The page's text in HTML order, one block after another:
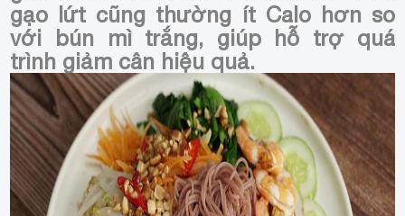
gạo lứt cũng thường ít Calo hơn so
với bún mì trắng, giúp hỗ trợ quá
trình giảm cân hiệu quả.